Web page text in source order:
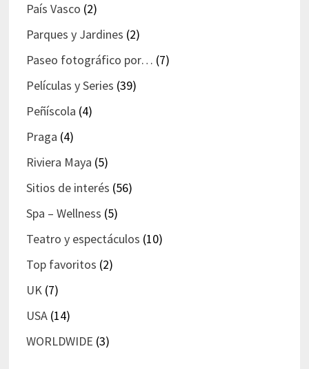
País Vasco (2)
Parques y Jardines (2)
Paseo fotográfico por… (7)
Películas y Series (39)
Peñíscola (4)
Praga (4)
Riviera Maya (5)
Sitios de interés (56)
Spa – Wellness (5)
Teatro y espectáculos (10)
Top favoritos (2)
UK(7)
USA(14)
WORLDWIDE (3)